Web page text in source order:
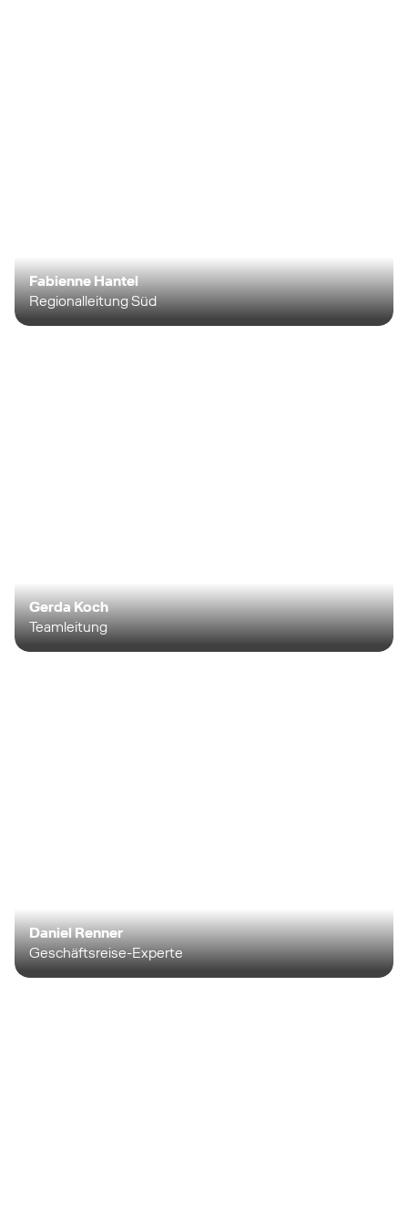
Fabienne Hantel
Regionalleitung Süd
Gerda Koch
Teamleitung
Daniel Renner
Geschäftsreise-Experte